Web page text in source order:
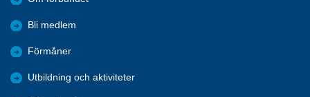
Bli medlem
Förmåner
Utbildning och aktiviteter